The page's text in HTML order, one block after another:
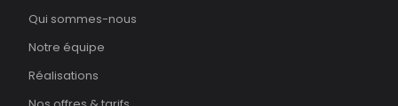
Qui sommes-nous
Notre équipe
Réalisations